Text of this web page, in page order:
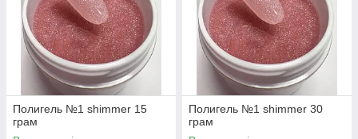
Полигель №1 shimmer 15
грам
Полигель №1 shimmer 30
грам